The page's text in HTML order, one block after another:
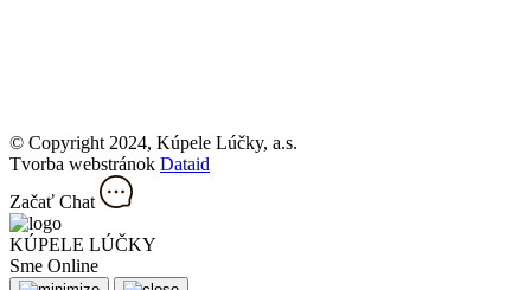
© Copyright 2024, Kúpele Lúčky, a.s.
Tvorba webstránok Dataid
Začať Chat
KÚPELE LÚČKY
Sme Online